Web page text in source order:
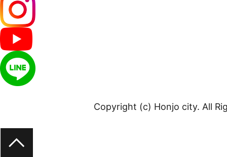
Copyright (c) Honjo city. All